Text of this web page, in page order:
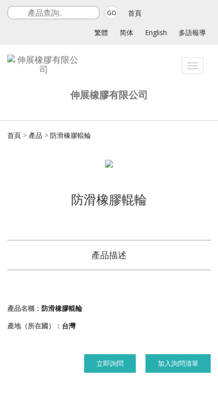
GO 首頁
繁體 简体 English 多語報導
Toggle
伸展橡膠有限公司
首頁 > 產品 > 防滑橡膠輥輪
防滑橡膠輥輪
產品描述
產品名稱： 防滑橡膠輥輪
產地（所在國）： 台灣
立即詢問 加入詢問清單